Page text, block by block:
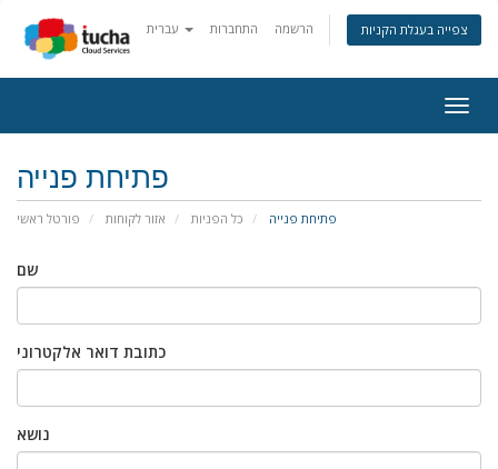
התחברות הרשמה צפייה בעגלת הקניות
פתיחת פנייה
פורטל ראשי אזור לקוחות כל הפניות פתיחת פנייה
שם
כתובת דואר אלקטרוני
נושא